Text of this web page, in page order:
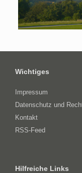
Wichtiges
Impressum
Datenschutz und
Kontakt
RSS-Feed
Hilfreiche Links